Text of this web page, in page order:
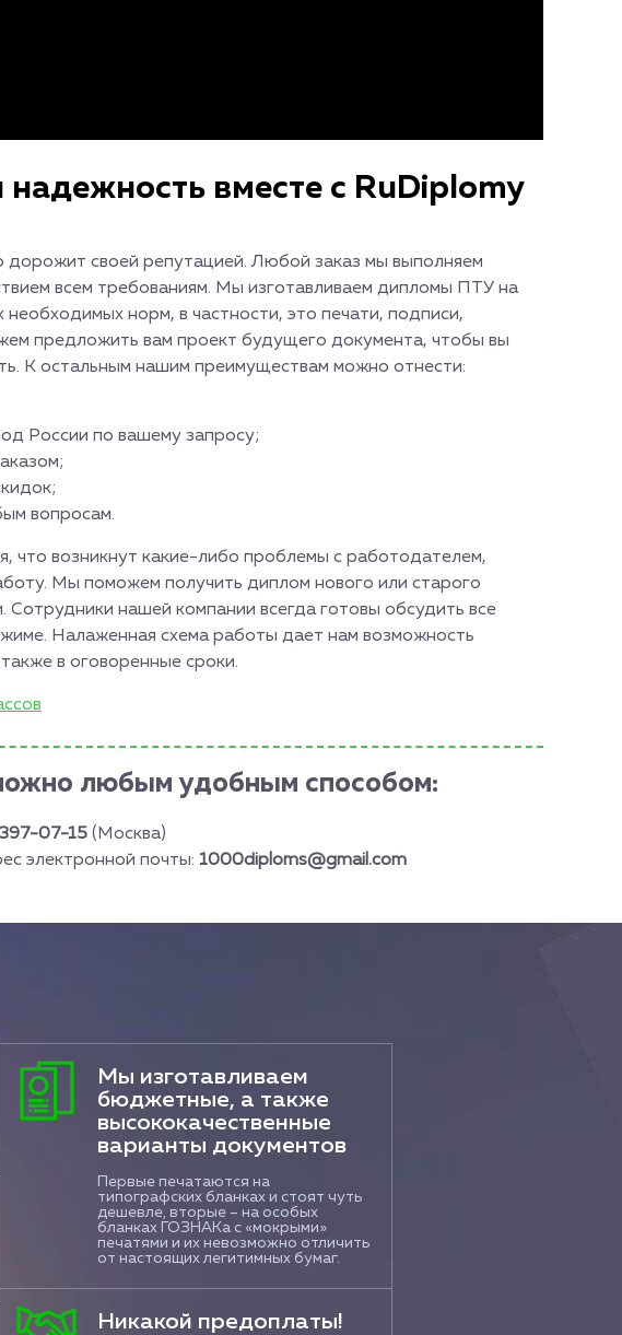
вместе с RuDiplomy
дорожит своей репутацией. Любой заказ мы выполняем
всем требованиям. Мы изготавливаем дипломы ПТУ на
необходимых норм, в частности, это печати, подписи,
предложить вам проект будущего документа, чтобы вы
К остальным нашим преимуществам можно отнести:
России по вашему запросу;
вопросам.
что возникнут какие-либо проблемы с работодателем,
Мы поможем получить диплом нового или старого
Сотрудники нашей компании всегда готовы обсудить все
Налаженная схема работы дает нам возможность
в оговоренные сроки.
любым удобным способом:
07-15 (Москва)
электронной почты: 1000diploms@gmail.com
Мы изготавливаем
бюджетные, а также
высококачественные
варианты документов
Первые печатаются на
типографских бланках и стоят чуть
дешевле, вторые – на особых
бланках ГОЗНАКа с «мокрыми»
печатями и их невозможно отличить
от настоящих легитимных бумаг.
Никакой предоплаты!